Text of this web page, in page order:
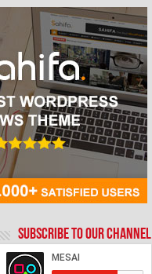
Subscribe to our Channel